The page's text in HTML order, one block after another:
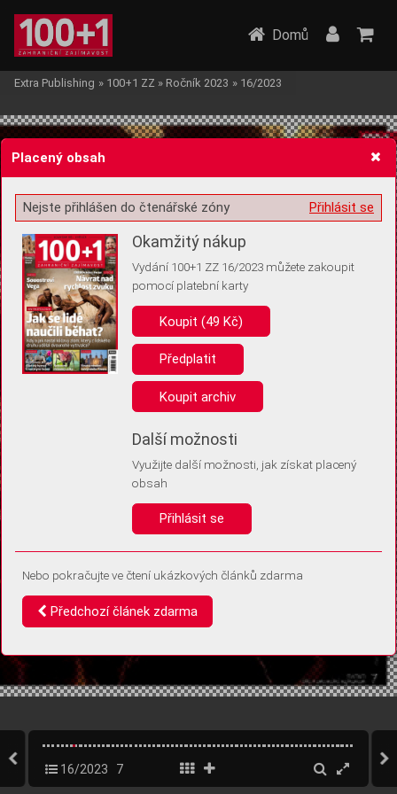
Žádost o souhlas s ukládáním volitelných informací
Pro základní fungování webu nepotřebujeme ukládat žádné informace
(tzv. cookies apod.). Rádi bychom vás ale požádali o souhlas s
uložením volitelných informací:
Anonymní unikátní ID
Díky němu příště poznáme, že se jedná o stejné zařízení, a
Identifikátor je zcela anonymní.
Vaše souhlasy a odmítnutí si ukládáme do vašeho zařízení, abychom se
vás už příště znovu neptali. Můžete je kdykoli později upravit ve Správě
Domů
Extra Publishing » 100+1 ZZ » Ročník 2023 » 16/2023
16/2023 7
Placený obsah
Přihlásit se
Nejste přihlášen do čtenářské zóny
Okamžitý nákup
Vydání 100+1 ZZ 16/2023 můžete zakoupit
pomocí platební karty
Koupit (49 Kč)
Předplatit
Koupit archiv
Další možnosti
Využijte další možnosti, jak získat placený
obsah
Přihlásit se
Nebo pokračujte ve čtení ukázkových článků zdarma
Předchozí článek zdarma